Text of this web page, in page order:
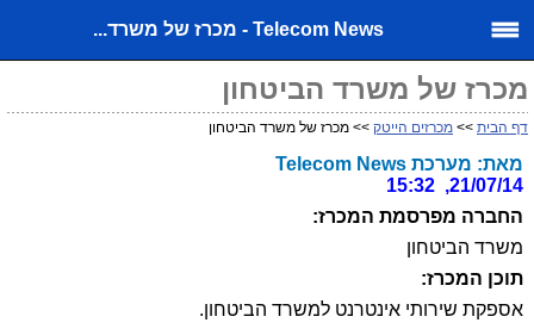
Telecom News - מכרז של משרד...
מכרז של משרד הביטחון
דף הבית >> מכרזים הייטק >> מכרז של משרד הביטחון
מאת: מערכת Telecom News
21/07/14, 15:32
החברה מפרסמת המכרז:
משרד הביטחון
תוכן המכרז:
אספקת שירותי אינטרנט למשרד הביטחון.